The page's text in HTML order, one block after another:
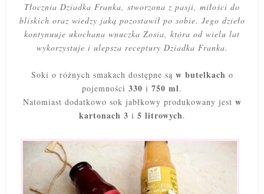
Tłocznia Dziadka Franka, stworzona z pasji, miłości do
bliskich oraz wiedzy jaką pozostawił po sobie. Jego dzieło
kontynuuje ukochana wnuczka Zosia, która od wielu lat
wykorzystuje i ulepsza receptury Dziadka Franka.
Soki o różnych smakach dostępne są w butelkach o
pojemności 330 i 750 ml.
Natomiast dodatkowo sok jabłkowy produkowany jest w
kartonach 3 i 5 litrowych.